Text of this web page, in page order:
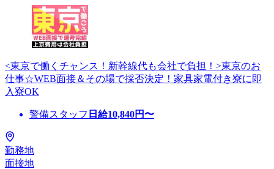
<東京で働くチャンス！新幹線代も会社で負担！>東京のお
仕事☆WEB面接＆その場で採否決定！家具家電付き寮に即
入寮OK
警備スタッフ 日給10,840円〜
勤務地
面接地